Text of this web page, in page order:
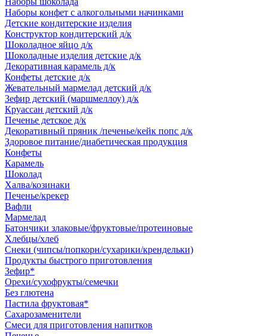
Наборы конфет с алкогольными начинками
Детские кондитерские изделия
Конструктор кондитерский д/к
Шоколадное яйцо д/к
Шоколадные изделия детские д/к
Декоративная карамель д/к
Конфеты детские д/к
Жевательный мармелад детский д/к
Зефир детский (маршмеллоу) д/к
Круассан детский д/к
Печенье детское д/к
Декоративный пряник /печенье/кейк попс д/к
Здоровое питание/диабетическая продукция
Конфеты
Карамель
Шоколад
Халва/козинаки
Печенье/крекер
Вафли
Мармелад
Батончики злаковые/фруктовые/протеиновые
Хлебцы/хлеб
Снеки (чипсы/попкорн/сухарики/крендельки)
Продукты быстрого приготовления
Зефир*
Орехи/сухофрукты/семечки
Без глютена
Пастила фруктовая*
Сахарозаменители
Смеси для приготовления напитков